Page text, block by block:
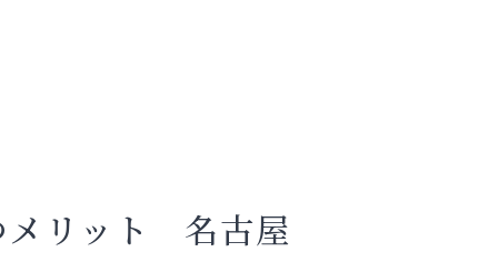
メリット 名古屋